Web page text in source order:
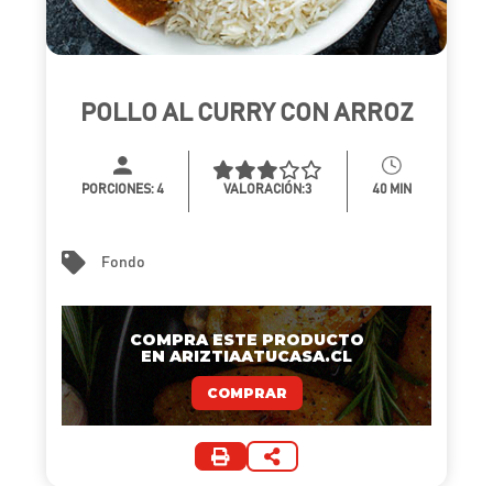
POLLO AL CURRY CON ARROZ
PORCIONES:4 VALORACIÓN:3 40 MIN
Fondo
COMPRA ESTE PRODUCTO
EN ARIZTIAATUCASA.CL
COMPRAR